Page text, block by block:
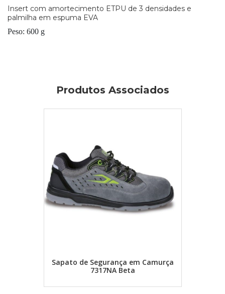
Insert com amortecimento ETPU de 3 densidades e
palmilha em espuma EVA
Peso: 600 g
Produtos Associados
Sapato de Segurança em Camurça
7317NA Beta